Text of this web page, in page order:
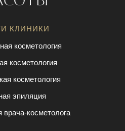
косметология
косметология
эпиляция
врача-косметолога
косметология
КЛИНИКИ